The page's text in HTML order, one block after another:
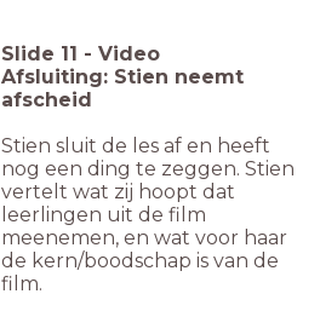
Slide 11 - Video
Afsluiting: Stien neemt
afscheid
Stien sluit de les af en heeft
nog een ding te zeggen. Stien
vertelt wat zij hoopt dat
leerlingen uit de film
meenemen, en wat voor haar
de kern/boodschap is van de
film.